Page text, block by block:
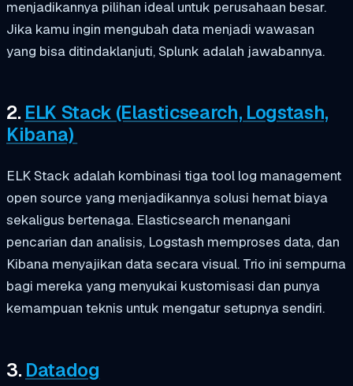
menjadikannya pilihan ideal untuk perusahaan besar.
Jika kamu ingin mengubah data menjadi wawasan
yang bisa ditindaklanjuti, Splunk adalah jawabannya.
2. ELK Stack (Elasticsearch, Logstash,
Kibana)
ELK Stack adalah kombinasi tiga tool log management
open source yang menjadikannya solusi hemat biaya
sekaligus bertenaga. Elasticsearch menangani
pencarian dan analisis, Logstash memproses data, dan
Kibana menyajikan data secara visual. Trio ini sempurna
bagi mereka yang menyukai kustomisasi dan punya
kemampuan teknis untuk mengatur setupnya sendiri.
3. Datadog